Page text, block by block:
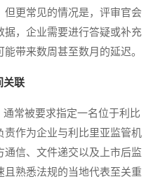
但更常见的情况是，评审官会
，企业需要进行答疑或补充
带来数周甚至数月的延迟。
关联
常被要求指定一名位于利比
责作为企业与利比里亚监管机
信、文件递交以及上市后监
熟悉法规的当地代表至关重